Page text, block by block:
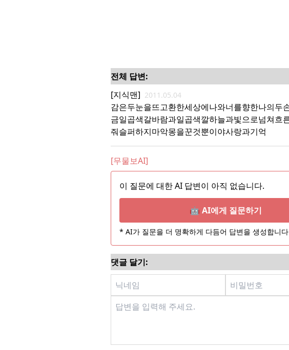
전체 답변:
[지식맨] 2011.05.04
감은두눈을뜨고환한세상에나와너를향한나의두
금일곱색갈바람과일곱색깔하늘과빛으로넘쳐흐
줘슬퍼하지마악몽을꾼것뿐이야사랑과기억
[무물보AI]
이 질문에 대한 AI 답변이 아직 없습니다.
🤖 AI에게 질문하기
* AI가 질문을 더 명확하게 다듬어 답변을 생성합니다
댓글 달기: